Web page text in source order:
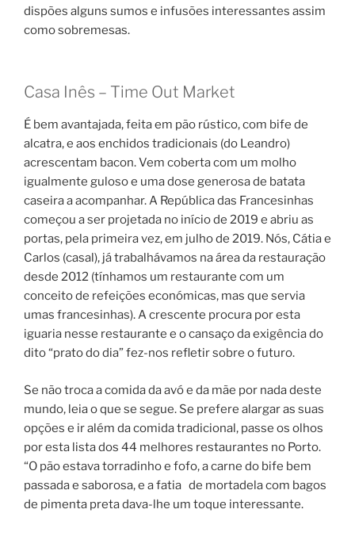
dispões alguns sumos e infusões interessantes assim
como sobremesas.
Casa Inês – Time Out Market
É bem avantajada, feita em pão rústico, com bife de
alcatra, e aos enchidos tradicionais (do Leandro)
acrescentam bacon. Vem coberta com um molho
igualmente guloso e uma dose generosa de batata
caseira a acompanhar. A República das Francesinhas
começou a ser projetada no início de 2019 e abriu as
portas, pela primeira vez, em julho de 2019. Nós, Cátia e
Carlos (casal), já trabalhávamos na área da restauração
desde 2012 (tínhamos um restaurante com um
conceito de refeições económicas, mas que servia
umas francesinhas). A crescente procura por esta
iguaria nesse restaurante e o cansaço da exigência do
dito “prato do dia” fez-nos refletir sobre o futuro.
Se não troca a comida da avó e da mãe por nada deste
mundo, leia o que se segue. Se prefere alargar as suas
opções e ir além da comida tradicional, passe os olhos
por esta lista dos 44 melhores restaurantes no Porto.
“O pão estava torradinho e fofo, a carne do bife bem
passada e saborosa, e a fatia de mortadela com bagos
de pimenta preta dava-lhe um toque interessante.